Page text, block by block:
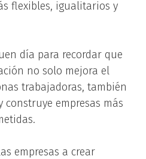
flexibles, igualitarios y
día para recordar que
no solo mejora el
trabajadoras, también
empresas más
empresas a crear